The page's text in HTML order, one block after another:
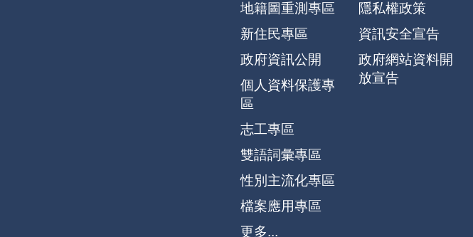
地籍圖重測專區
新住民專區
政府資訊公開
個人資料保護專
區
志工專區
雙語詞彙專區
性別主流化專區
檔案應用專區
更多...
隱私權政策
資訊安全宣告
政府網站資料開
放宣告